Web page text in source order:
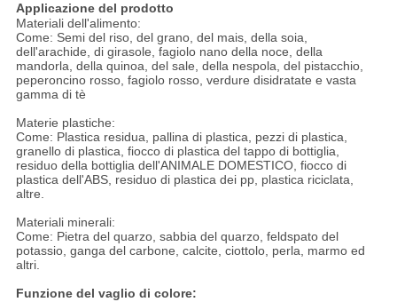
Applicazione del prodotto
Materiali dell'alimento:
Come: Semi del riso, del grano, del mais, della soia,
dell'arachide, di girasole, fagiolo nano della noce, della
mandorla, della quinoa, del sale, della nespola, del pistacchio,
peperoncino rosso, fagiolo rosso, verdure disidratate e vasta
gamma di tè
Materie plastiche:
Come: Plastica residua, pallina di plastica, pezzi di plastica,
granello di plastica, fiocco di plastica del tappo di bottiglia,
residuo della bottiglia dell'ANIMALE DOMESTICO, fiocco di
plastica dell'ABS, residuo di plastica dei pp, plastica riciclata,
altre.
Materiali minerali:
Come: Pietra del quarzo, sabbia del quarzo, feldspato del
potassio, ganga del carbone, calcite, ciottolo, perla, marmo ed
altri.
Funzione del vaglio di colore: